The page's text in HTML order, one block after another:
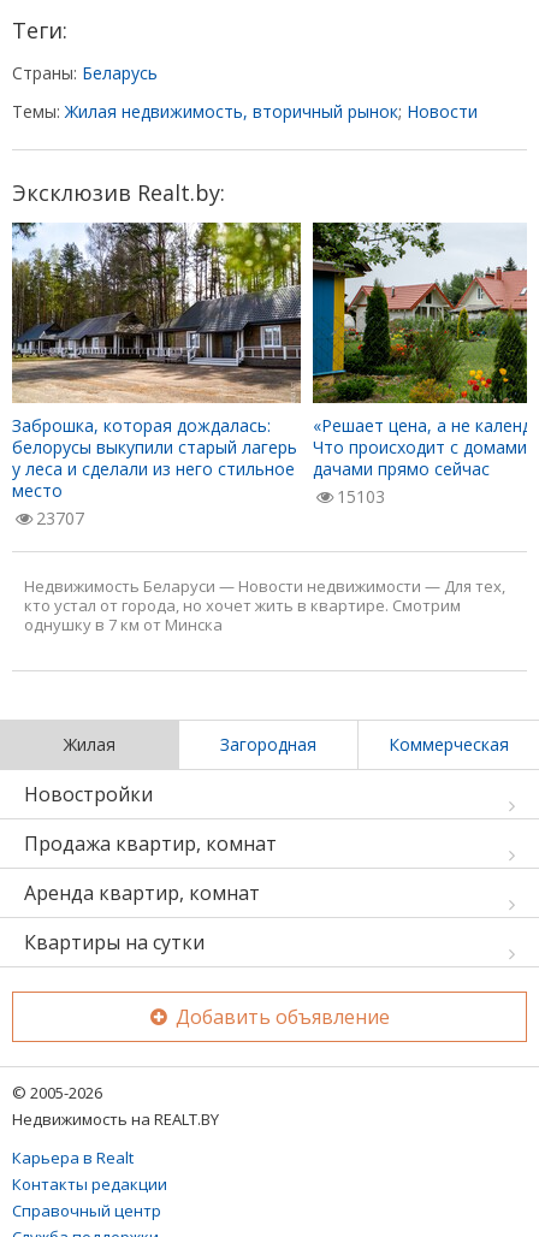
Теги:
Страны: Беларусь
Темы:Жилая недвижимость, вторичный рынок; Новости
Эксклюзив Realt.by:
Заброшка, которая дождалась:
белорусы выкупили старый лагерь
у леса и сделали из него стильное
место
23707
«Решает цена, а не
Что происходит с домами
дачами прямо сейчас
15103
Недвижимость Беларуси — Новости недвижимости — Для тех,
кто устал от города, но хочет жить в квартире. Смотрим
однушку в 7 км от Минска
Жилая Загородная Коммерческая
Новостройки
Продажа квартир, комнат
Аренда квартир, комнат
Квартиры на сутки
Добавить объявление
© 2005-2026
Недвижимость на REALT.BY
Карьера в Realt
Контакты редакции
Справочный центр